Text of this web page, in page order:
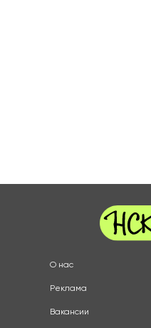
О нас
Реклама
Вакансии